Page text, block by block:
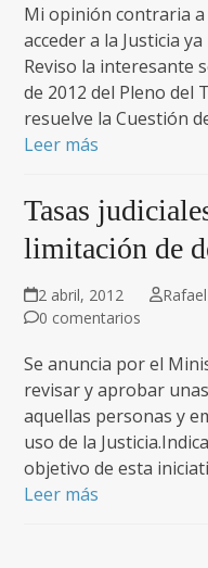
Mi opinión contraria a
acceder a la Justicia
Reviso la interesante
de 2012 del Pleno del
resuelve la Cuestión
Leer más
Tasas
limitación de
2 abril, 2012
0 comentarios
Se anuncia por el
revisar y aprobar
aquellas personas y
uso de la
objetivo de esta
Leer más